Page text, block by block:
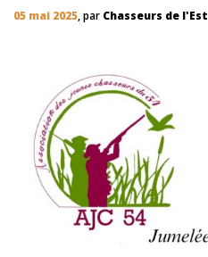
05 mai 2025, par Chasseurs de l'Est